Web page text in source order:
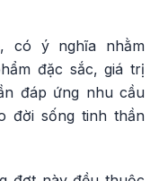
có ý nghĩa nhằm
đặc sắc, giá trị
đáp ứng nhu cầu
đời sống tinh thần